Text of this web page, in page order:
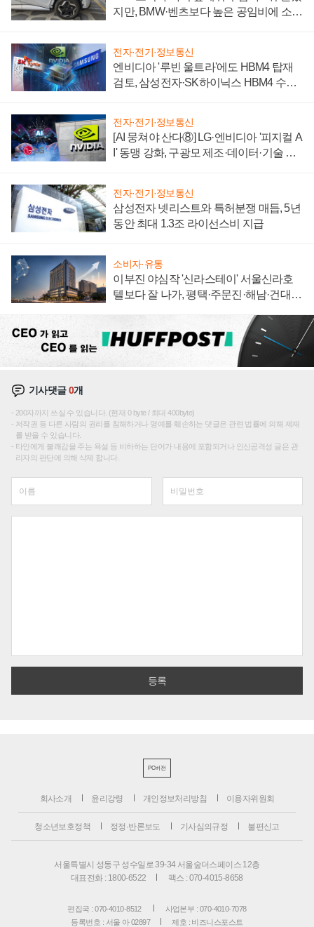
지만, BMW·벤츠보다 높은 공임비에 소비
전자·전기·정보통신
엔비디아 '루빈 울트라'에도 HBM4 탑재
검토, 삼성전자·SK하이닉스 HBM4 수율
전자·전기·정보통신
[AI 뭉쳐야 산다⑧] LG·엔비디아 '피지컬 A
I' 동맹 강화, 구광모 제조·데이터·기술 결
전자·전기·정보통신
삼성전자 넷리스트와 특허분쟁 매듭, 5년
동안 최대 1.3조 라이선스비 지급
소비자·유통
이부진 야심작 '신라스테이' 서울신라호
텔보다 잘 나가, 평택·주문진·해남·건대로
기사댓글0개
200자까지 쓰실 수 있습니다. (현재 0 byte / 최대 400byte)
저작권 등 다른 사람의 권리를 침해하거나 명예를 훼손하는 댓글은 관련 법률에 의해 제재
를 받을 수 있습니다.
타인에게 불쾌감을 주는 욕설 등 비하하는 단어가 내용에 포함되거나 인신공격성 글은 관
리자의 판단에 의해 삭제 합니다.
PC버전
회사소개 윤리강령 개인정보처리방침 이용자위원회
청소년보호정책 정정·반론보도 기사심의규정 불편신고
서울특별시 성동구 성수일로 39-34 서울숲더스페이스 12층
대표전화 : 1800-6522
팩스 : 070-4015-8658
편집국 : 070-4010-8512
사업본부 : 070-4010-7078
등록번호 : 서울 아 02897
제호 : 비즈니스포스트